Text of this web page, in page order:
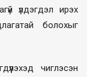
үлдэгдэл ирэх
болохыг
чиглэсэн